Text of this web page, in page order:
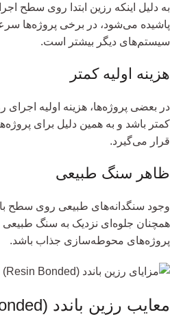
به دلیل اینکه رزین ابتدا روی سطح
پاشیده می‌شود، در برخی پروژه‌ها
سیستم‌های دیگر بیشتر است.
هزینه اولیه کمتر
در بعضی پروژه‌ها، هزینه اولیه اجرای
کمتر باشد و به همین دلیل برای
قرار می‌گیرد.
ظاهر سنگ طبیعی
وجود سنگدانه‌های طبیعی روی سطح
همچنان جلوه‌ای نزدیک به سنگ طبیعی
پروژه‌های محوطه‌سازی جذاب باشد.
معایب رزین باندد (Resin Bonded)